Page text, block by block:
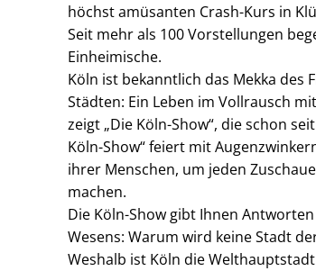
höchst amüsanten Crash-Kurs in
Seit mehr als 100 Vorstellungen
Einheimische.
Köln ist bekanntlich das Mekka des
Städten: Ein Leben im Vollrausch
zeigt „Die Köln-Show“, die schon
Köln-Show“ feiert mit
ihrer Menschen, um jeden
machen.
Die Köln-Show gibt Ihnen
Wesens: Warum wird keine Stadt
Weshalb ist Köln die
Cookie
Laufzeit:
1 Jahr
EXTERNE MEDIEN
Um Inhalte von Videoplattformen und
Plattformen anzeigen zu können, werden
diesen externen Medien Cookies gesetzt.
YouTube